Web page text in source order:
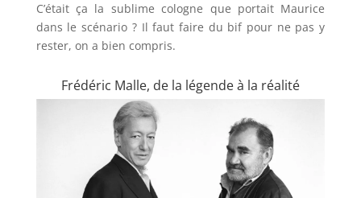
C’était ça la sublime cologne que portait Maurice
dans le scénario ? Il faut faire du bif pour ne pas y
rester, on a bien compris.
Frédéric Malle, de la légende à la réalité